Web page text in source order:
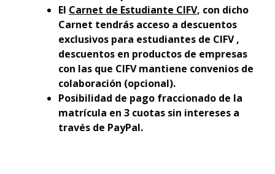
El Carnet de Estudiante CIFV, con dicho
Carnet tendrás acceso a descuentos
exclusivos para estudiantes de CIFV ,
descuentos en productos de empresas
con las que CIFV mantiene convenios de
colaboración (opcional).
Posibilidad de pago fraccionado de la
matrícula en 3 cuotas sin intereses a
través de PayPal.